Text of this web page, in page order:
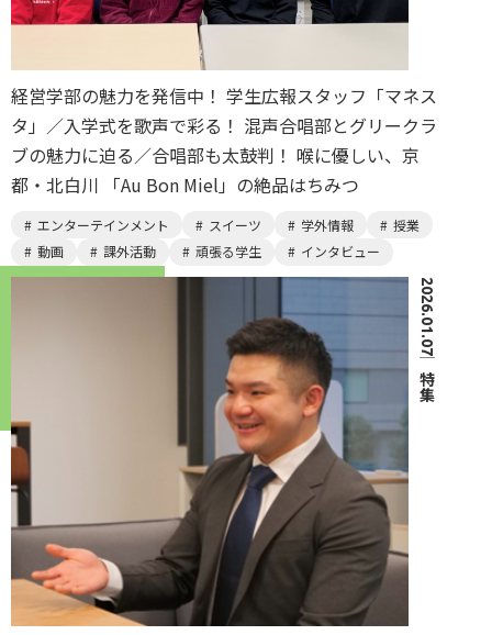
経営学部の魅力を発信中！ 学生広報スタッフ「マネス
タ」／入学式を歌声で彩る！ 混声合唱部とグリークラ
ブの魅力に迫る／合唱部も太鼓判！ 喉に優しい、京
都・北白川 「Au Bon Miel」の絶品はちみつ
エンターテインメント スイーツ 学外情報
授業
動画
課外活動 頑張る学生 インタビュー
2026.01.07
｜
特集